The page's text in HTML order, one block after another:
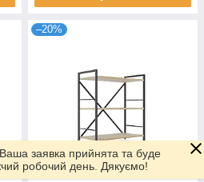
–20%
заявка прийнята та буде
робочий день. Дякуємо!